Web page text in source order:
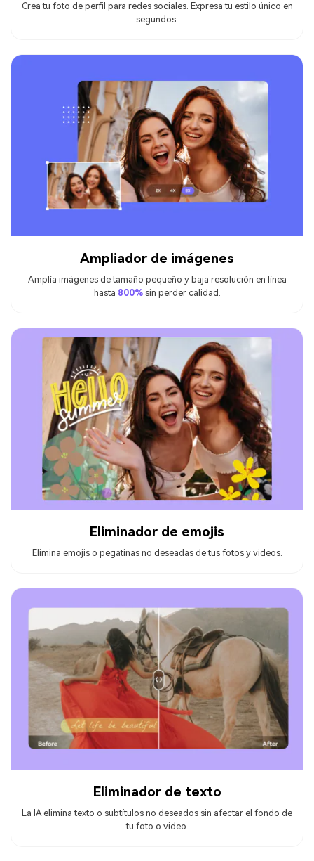
Crea tu foto de perfil para redes sociales. Expresa tu estilo único en
segundos.
Ampliador de imágenes
Amplía imágenes de tamaño pequeño y baja resolución en línea
hasta 800%sin perder calidad.
Eliminador de emojis
Elimina emojis o pegatinas no deseadas de tus fotos y videos.
Eliminador de texto
La IA elimina texto o subtítulos no deseados sin afectar el fondo de
tu foto o video.